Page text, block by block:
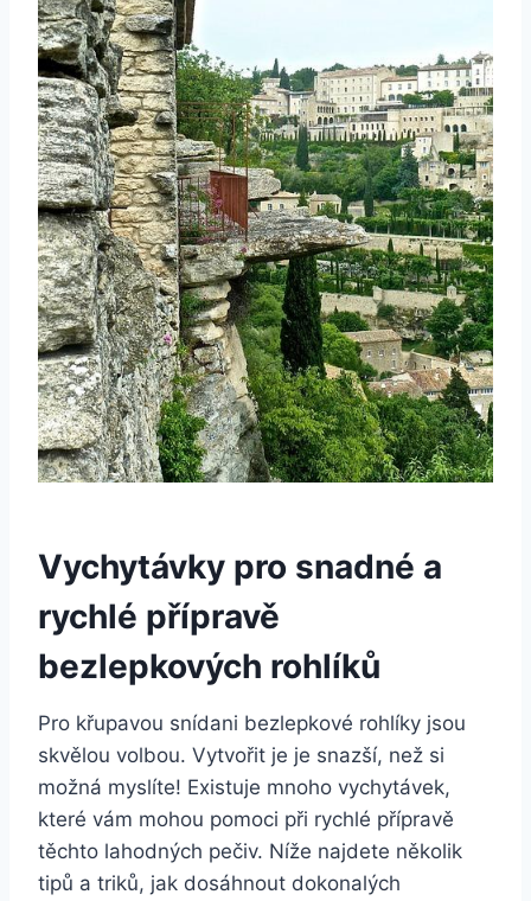
Vychytávky pro snadné a
rychlé přípravě
bezlepkových rohlíků
Pro křupavou snídani bezlepkové rohlíky jsou
skvělou volbou. Vytvořit je je snazší, než si
možná myslíte! Existuje mnoho vychytávek,
které vám mohou pomoci při rychlé přípravě
těchto lahodných pečiv. Níže najdete několik
tipů a triků, jak dosáhnout dokonalých